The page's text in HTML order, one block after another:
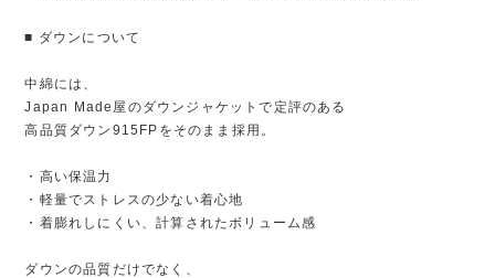
■ ダウンについて
中綿には、
Japan Made屋のダウンジャケットで定評のある
高品質ダウン915FPをそのまま採用。
・高い保温力
・軽量でストレスの少ない着心地
・着膨れしにくい、計算されたボリューム感
ダウンの品質だけでなく、